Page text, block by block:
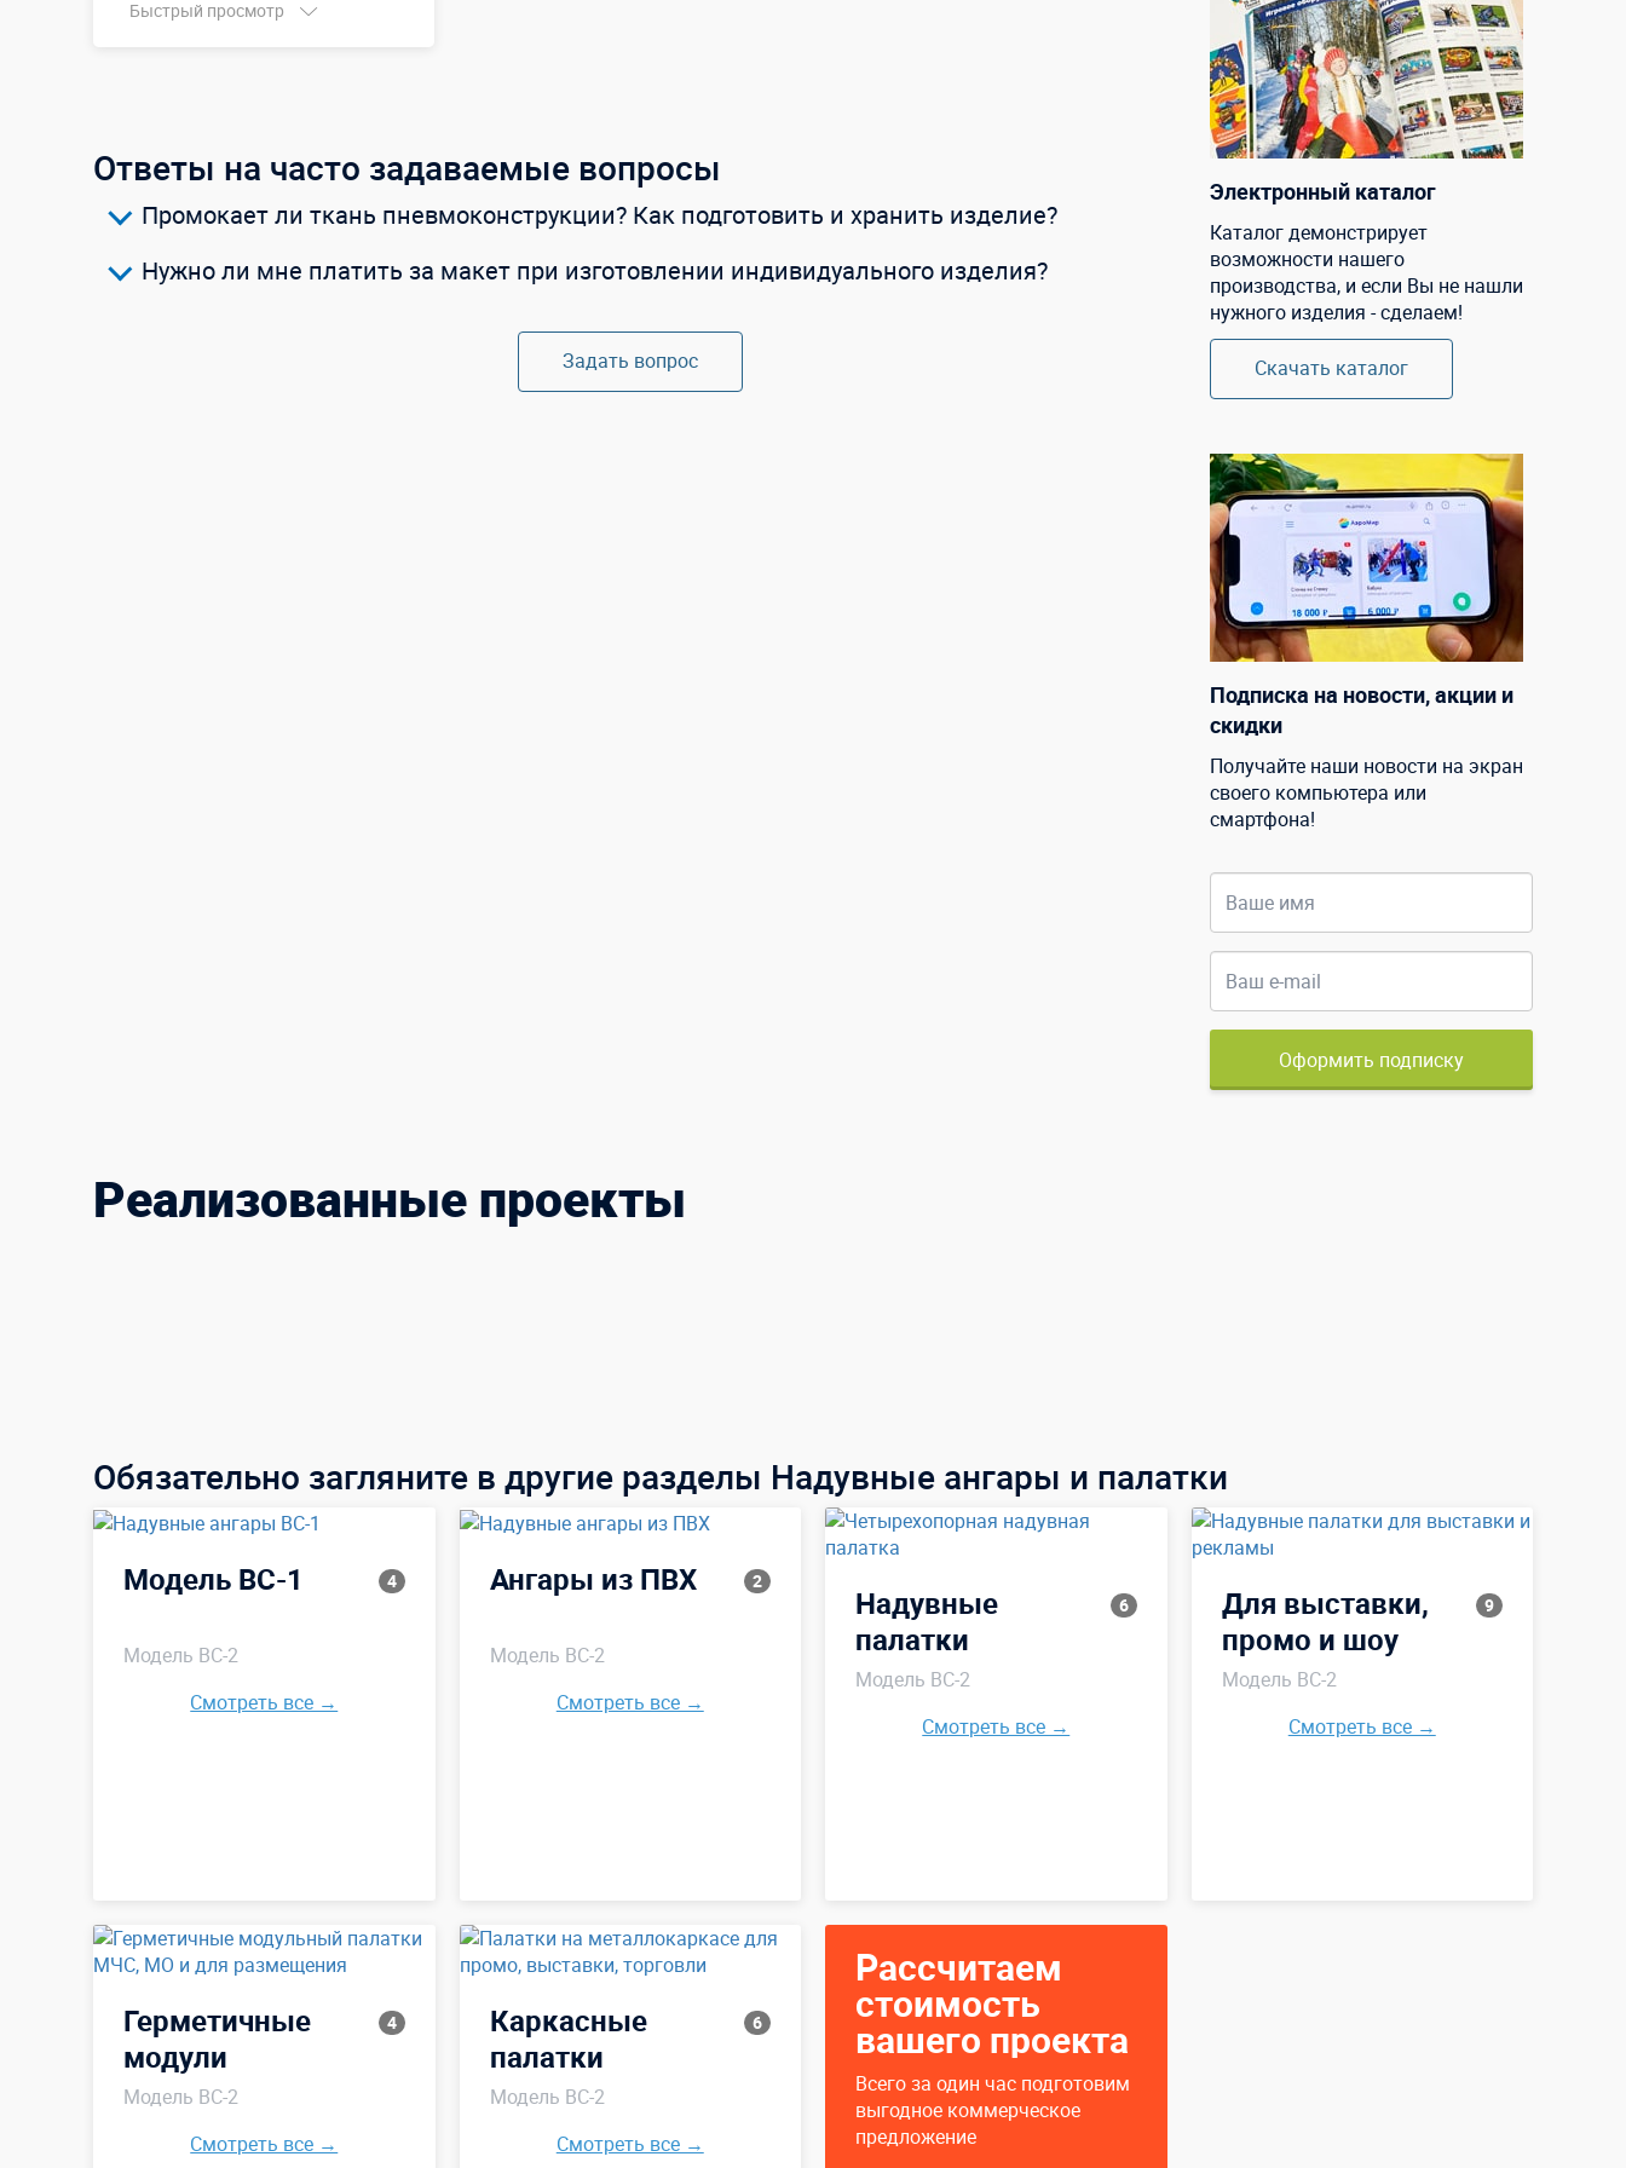
Быстрый просмотр
Купить в 1 клик
Ответы на часто задаваемые вопросы
Промокает ли ткань пневмоконструкции? Как подготовить и хранить изделие?
Нужно ли мне платить за макет при изготовлении индивидуального изделия?
Задать вопрос
Электронный каталог
Каталог демонстрирует
возможности нашего
производства, и если Вы не нашли
нужного изделия - сделаем!
Скачать каталог
Подписка на новости, акции и
скидки
Получайте наши новости на экран
своего компьютера или
смартфона!
Оформить подписку
Реализованные проекты
Обязательно загляните в другие разделы Надувные ангары и палатки
4
Модель ВС-1
Модель ВС-2
Смотреть все →
2
Ангары из ПВХ
Модель ВС-2
Смотреть все →
6
Надувные
палатки
Модель ВС-2
Смотреть все →
9
Для выставки,
промо и шоу
Модель ВС-2
Смотреть все →
4
Герметичные
модули
Модель ВС-2
Смотреть все →
6
Каркасные
палатки
Модель ВС-2
Смотреть все →
Рассчитаем
стоимость
вашего проекта
Всего за один час подготовим
выгодное коммерческое
предложение